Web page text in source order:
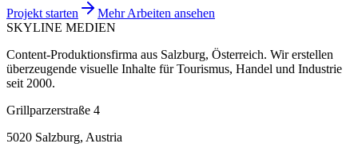
Projekt starten
Mehr Arbeiten ansehen
SKYLINE MEDIEN
Content-Produktionsfirma aus Salzburg, Österreich. Wir erstellen
überzeugende visuelle Inhalte für Tourismus, Handel und Industrie
seit 2000.
Grillparzerstraße 4
5020 Salzburg, Austria